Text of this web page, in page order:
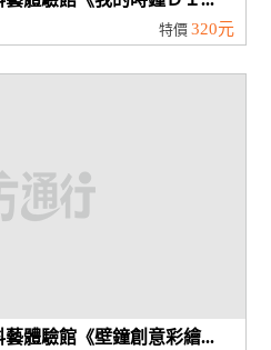
特價 320元
體驗館《壁鐘創意彩繪...